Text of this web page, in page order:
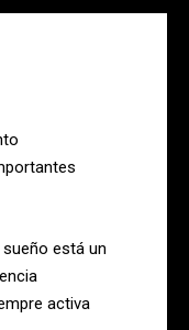
está un
activa